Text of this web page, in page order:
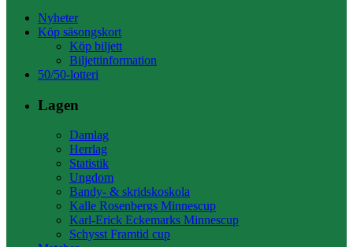
Nyheter
Köp säsongskort
Köp biljett
Biljettinformation
50/50-lotteri
Lagen
Damlag
Herrlag
Statistik
Ungdom
Bandy- & skridskoskola
Kalle Rosenbergs Minnescup
Karl-Erick Eckemarks Minnescup
Schysst Framtid cup